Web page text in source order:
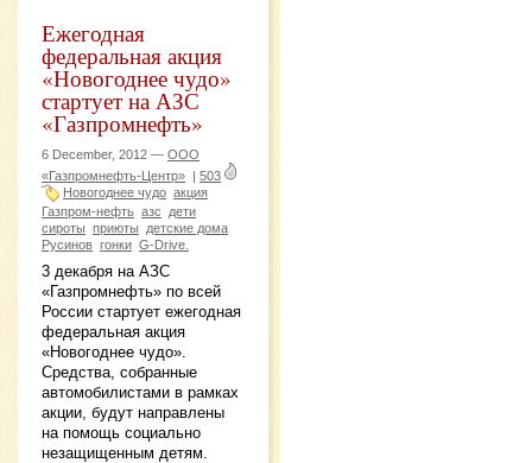
Ежегодная
федеральная акция
«Новогоднее чудо»
стартует на АЗС
«Газпромнефть»
6 December, 2012 — ООО
«Газпромнефть-Центр» | 503
Новогоднее чудо акция
Газпром-нефть азс
дети
сироты приюты
детские дома
Русинов гонки G-Drive.
3 декабря на АЗС
«Газпромнефть» по всей
России стартует ежегодная
федеральная акция
«Новогоднее чудо».
Средства, собранные
автомобилистами в рамках
акции, будут направлены
на помощь социально
незащищенным детям.